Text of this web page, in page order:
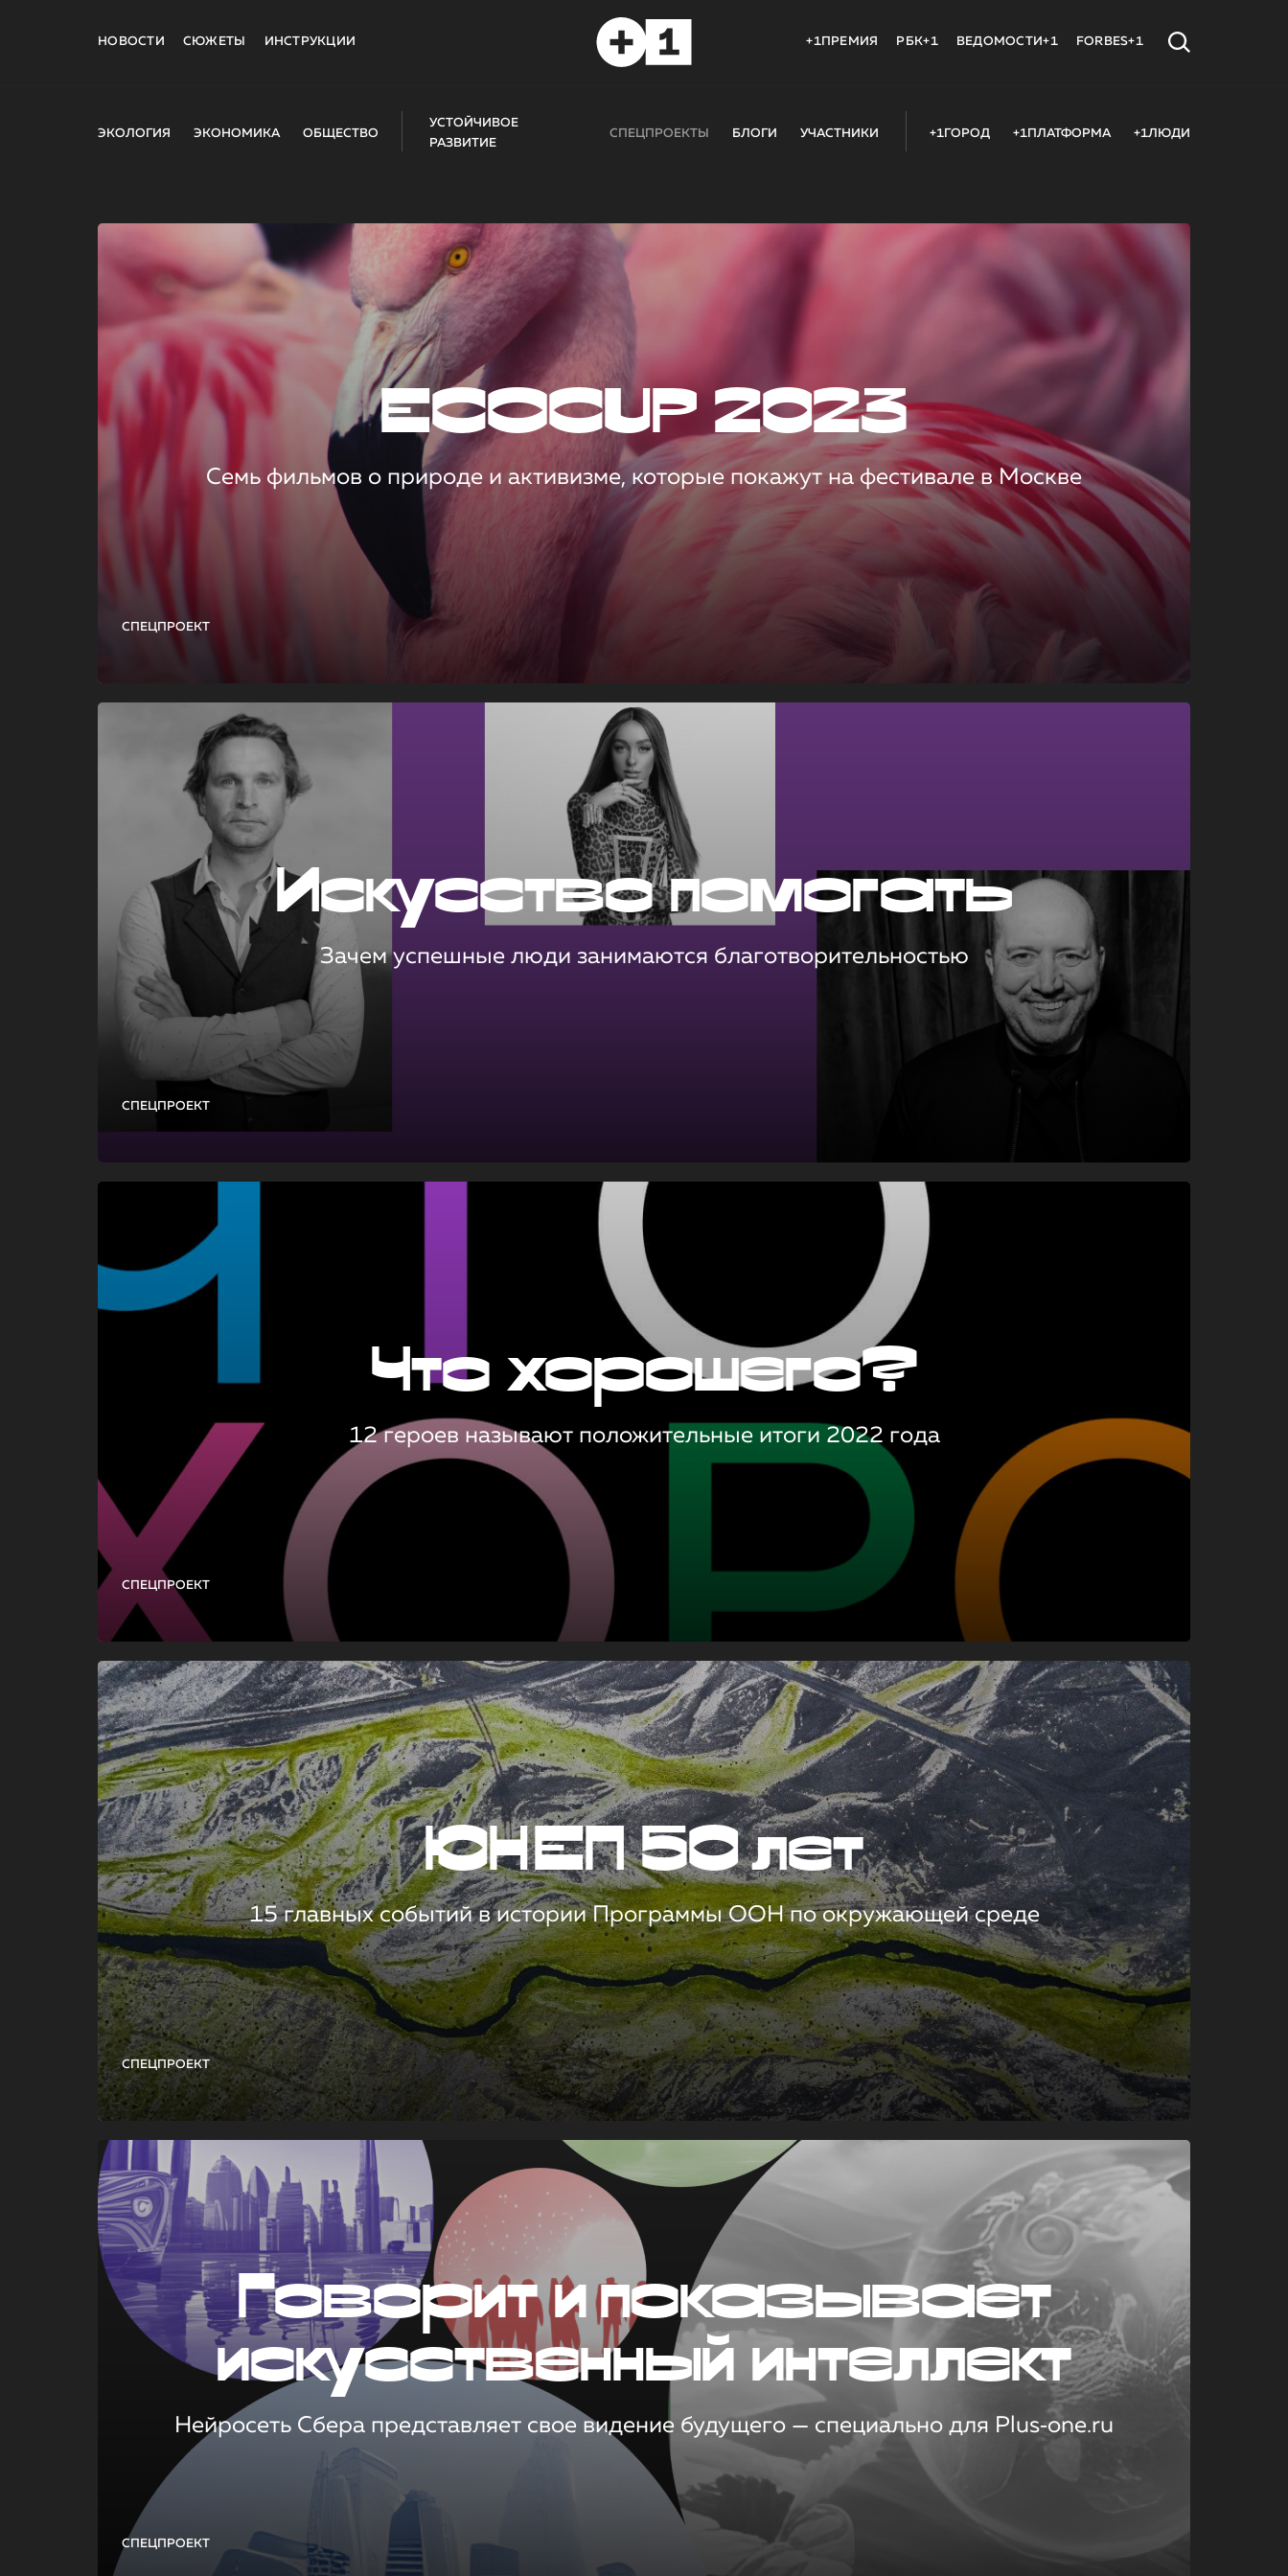
НОВОСТИ СЮЖЕТЫ ИНСТРУКЦИИ +1ПРЕМИЯ РБК+1 ВЕДОМОСТИ+1 FORBES+1
ЭКОЛОГИЯ ЭКОНОМИКА ОБЩЕСТВО
УСТОЙЧИВОЕ
РАЗВИТИЕ
СПЕЦПРОЕКТЫ БЛОГИ УЧАСТНИКИ +1ГОРОД +1ПЛАТФОРМА +1ЛЮДИ
СПЕЦПРОЕКТ
ECOCUP 2023
Семь фильмов о природе и активизме, которые покажут на фестивале в Москве
СПЕЦПРОЕКТ
Искусство помогать
Зачем успешные люди занимаются благотворительностью
СПЕЦПРОЕКТ
Что хорошего?
12 героев называют положительные итоги 2022 года
СПЕЦПРОЕКТ
ЮНЕП 50 лет
15 главных событий в истории Программы ООН по окружающей среде
СПЕЦПРОЕКТ
Говорит и показывает
искусственный интеллект
Нейросеть Сбера представляет свое видение будущего — специально для Plus‑one.ru